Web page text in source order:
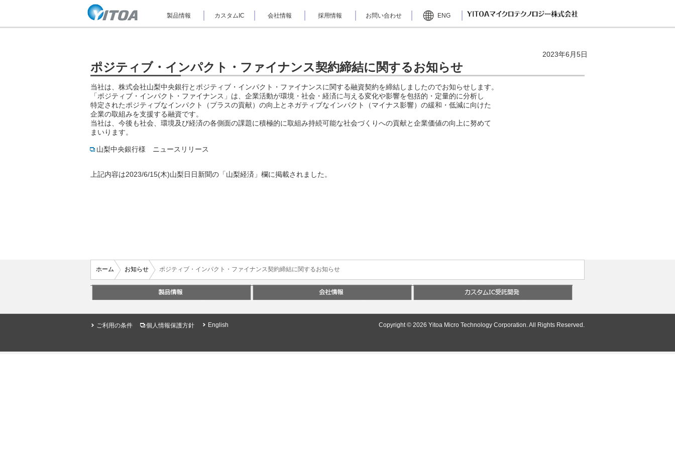
ナ
ビ
ゲ
を
ス
キ
プ
し
て
本
へ
製品情報 カスタムIC 会社情報 採用情報 お問い合わせ ENG
2023年6月5日
ポジティブ・インパクト・ファイナンス契約締結に関するお知らせ
当社は、株式会社山梨中央銀行とポジティブ・インパクト・ファイナンスに関する融資契約を締結しましたのでお知らせします。
「ポジティブ・インパクト・ファイナンス」は、企業活動が環境・社会・経済に与える変化や影響を包括的・定量的に分析し
特定されたポジティブなインパクト（プラスの貢献）の向上とネガティブなインパクト（マイナス影響）の緩和・低減に向けた
企業の取組みを支援する融資です。
当社は、今後も社会、環境及び経済の各側面の課題に積極的に取組み持続可能な社会づくりへの貢献と企業価値の向上に努めて
まいります。
山梨中央銀行様 ニュースリリース
上記内容は2023/6/15(木)山梨日日新聞の「山梨経済」欄に掲載されました。
ホーム お知らせ ポジティブ・インパクト・ファイナンス契約締結に関するお知らせ
ご利用の条件 個人情報保護方針 English Copyright © 2026 Yitoa Micro Technology Corporation. All Rights Reserved.